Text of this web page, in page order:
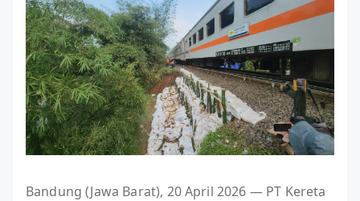
Bandung (Jawa Barat), 20 April 2026 — PT Kereta